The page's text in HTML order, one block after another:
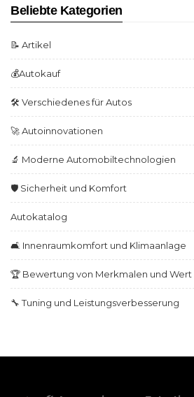
Beliebte Kategorien
📝 Artikel
💰Autokauf
🛠️ Verschiedenes für Autos
🚀 Autoinnovationen
🔬 Moderne Automobiltechnologien
🛡️ Sicherheit und Komfort
Autokatalog
🛋️ Innenraumkomfort und Klimaanlage
🏆 Bewertung von Merkmalen und Wert
🔧 Tuning und Leistungsverbesserung